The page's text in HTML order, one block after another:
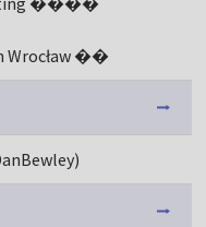
Wrocław ��